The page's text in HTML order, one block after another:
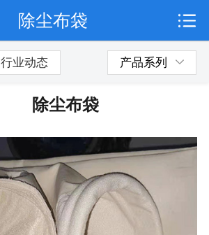
公司简介
联系我们
除尘布袋
行业动态 产品系列
除尘布袋